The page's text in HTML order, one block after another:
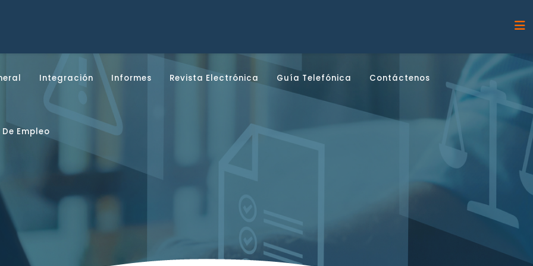
Integración Informes Revista Electrónica Guía Telefónica Contáctenos
Empleo